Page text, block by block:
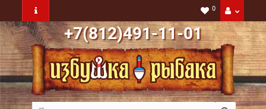
0
+7(812)491-11-01